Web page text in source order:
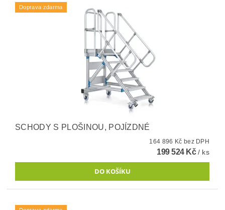
Doprava zdarma
SCHODY S PLOŠINOU, POJÍZDNÉ
164 896 Kč bez DPH
199 524 Kč/ ks